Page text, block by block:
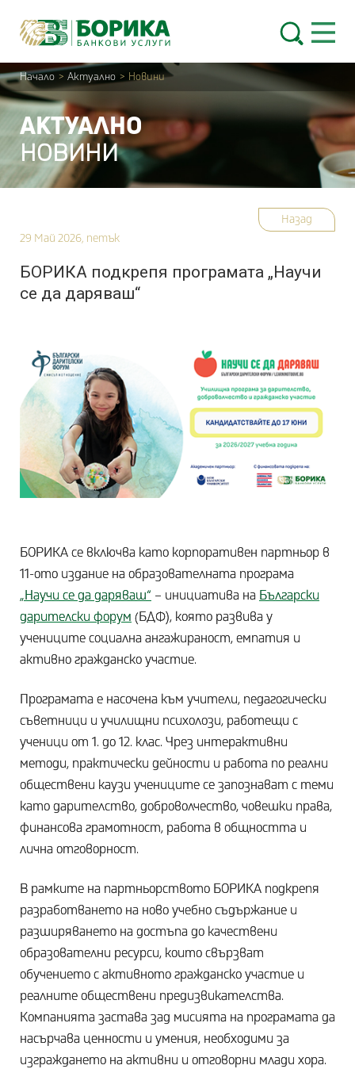
Начало > Актуално > Новини
АКТУАЛНО
НОВИНИ
Назад
29 Май 2026, петък
БОРИКА подкрепя програмата „Научи
се да даряваш“
БОРИКА се включва като корпоративен партньор в
11-ото издание на образователната програма
„Научи се да даряваш“ – инициатива на Български
дарителски форум (БДФ), която развива у
учениците социална ангажираност, емпатия и
активно гражданско участие.
Програмата е насочена към учители, педагогически
съветници и училищни психолози, работещи с
ученици от 1. до 12. клас. Чрез интерактивни
методи, практически дейности и работа по реални
обществени каузи учениците се запознават с теми
като дарителство, доброволчество, човешки права,
финансова грамотност, работа в общността и
лична отговорност.
В рамките на партньорството БОРИКА подкрепя
разработването на ново учебно съдържание и
разширяването на достъпа до качествени
образователни ресурси, които свързват
обучението с активното гражданско участие и
реалните обществени предизвикателства.
Компанията застава зад мисията на програмата да
насърчава ценности и умения, необходими за
изграждането на активни и отговорни млади хора.